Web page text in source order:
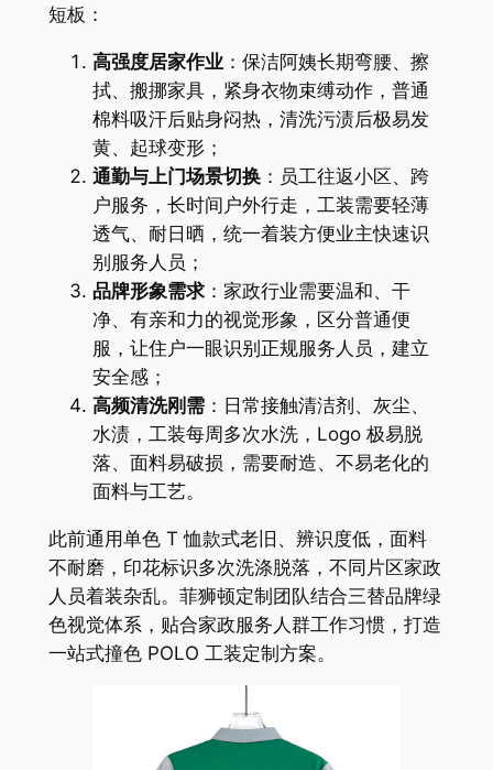
短板：
高强度居家作业：保洁阿姨长期弯腰、擦
拭、搬挪家具，紧身衣物束缚动作，普通
棉料吸汗后贴身闷热，清洗污渍后极易发
黄、起球变形；
通勤与上门场景切换：员工往返小区、跨
户服务，长时间户外行走，工装需要轻薄
透气、耐日晒，统一着装方便业主快速识
别服务人员；
品牌形象需求：家政行业需要温和、干
净、有亲和力的视觉形象，区分普通便
服，让住户一眼识别正规服务人员，建立
安全感；
高频清洗刚需：日常接触清洁剂、灰尘、
水渍，工装每周多次水洗，Logo 极易脱
落、面料易破损，需要耐造、不易老化的
面料与工艺。
此前通用单色 T 恤款式老旧、辨识度低，面料
不耐磨，印花标识多次洗涤脱落，不同片区家政
人员着装杂乱。菲狮顿定制团队结合三替品牌绿
色视觉体系，贴合家政服务人群工作习惯，打造
一站式撞色 POLO 工装定制方案。